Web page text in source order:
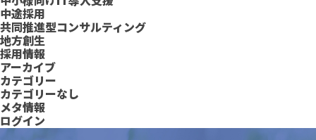
中途採用
共同推進型コンサルティング
地方創生
採用情報
アーカイブ
カテゴリー
カテゴリーなし
メタ情報
ログイン